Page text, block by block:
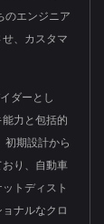
のエンジニア
、カスタマ
ダーとし
力と包括的
初期設計から
り、自動車
トディスト
ナルなクロ